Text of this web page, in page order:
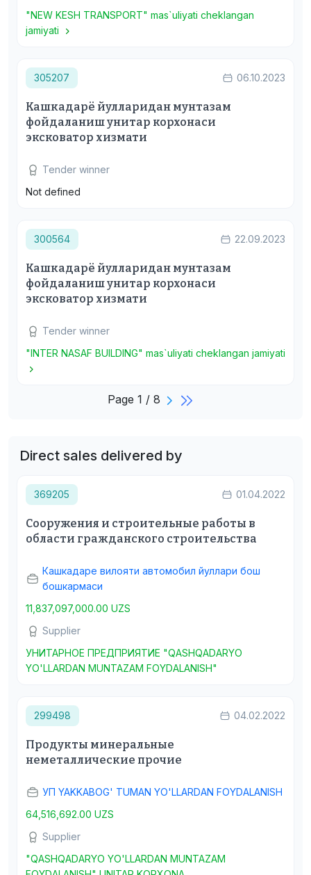
"NEW KESH TRANSPORT" mas`uliyati cheklangan
jamiyati
305207 06.10.2023
Кашкадарё йулларидан мунтазам
фойдаланиш унитар корхонаси
эксковатор хизмати
Tender winner
Not defined
300564 22.09.2023
Кашкадарё йулларидан мунтазам
фойдаланиш унитар корхонаси
эксковатор хизмати
Tender winner
"INTER NASAF BUILDING" mas`uliyati cheklangan jamiyati
Page 1 / 8
Direct sales delivered by
369205 01.04.2022
Сооружения и строительные работы в
области гражданского строительства
Кашкадаре вилояти автомобил йуллари бош
бошкармаси
11,837,097,000.00 UZS
Supplier
УНИТАРНОЕ ПРЕДПРИЯТИЕ "QASHQADARYO
YO'LLARDAN MUNTAZAM FOYDALANISH"
299498 04.02.2022
Продукты минеральные
неметаллические прочие
УП YAKKABOG' TUMAN YO'LLARDAN FOYDALANISH
64,516,692.00 UZS
Supplier
"QASHQADARYO YO'LLARDAN MUNTAZAM